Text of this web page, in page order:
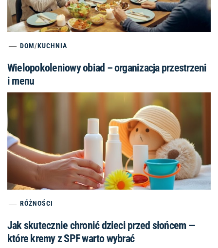
DOM/KUCHNIA
Wielopokoleniowy obiad – organizacja przestrzeni
i menu
RÓŻNOŚCI
Jak skutecznie chronić dzieci przed słońcem —
które kremy z SPF warto wybrać